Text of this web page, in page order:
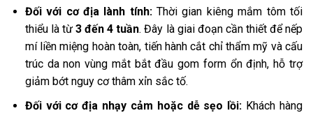
Đối với cơ địa lành tính:Thời gian kiêng mắm tôm tối
thiểu là từ3 đến 4 tuần. Đây là giai đoạn cần thiết để nếp
mí liền miệng hoàn toàn, tiến hành cắt chỉ thẩm mỹ và cấu
trúc da non vùng mắt bắt đầu gom form ổn định, hỗ trợ
giảm bớt nguy cơ thâm xỉn sắc tố.
Đối với cơ địa nhạy cảm hoặc dễ sẹo lồi: Khách hàng